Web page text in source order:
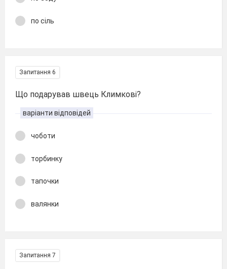
по сіль
Запитання 6
Що подарував швець Климкові?
варіанти відповідей
чоботи
торбинку
тапочки
валянки
Запитання 7